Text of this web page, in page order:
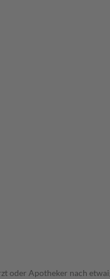
oder Apotheker nach